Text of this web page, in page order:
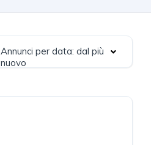
Annunci per data: dal più
nuovo